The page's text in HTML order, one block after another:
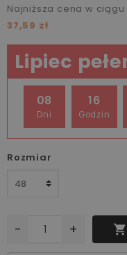
Najniższa cena w
37,59 zł
Lipiec
08
Dni
16
Godzin
Rozmiar
- + 